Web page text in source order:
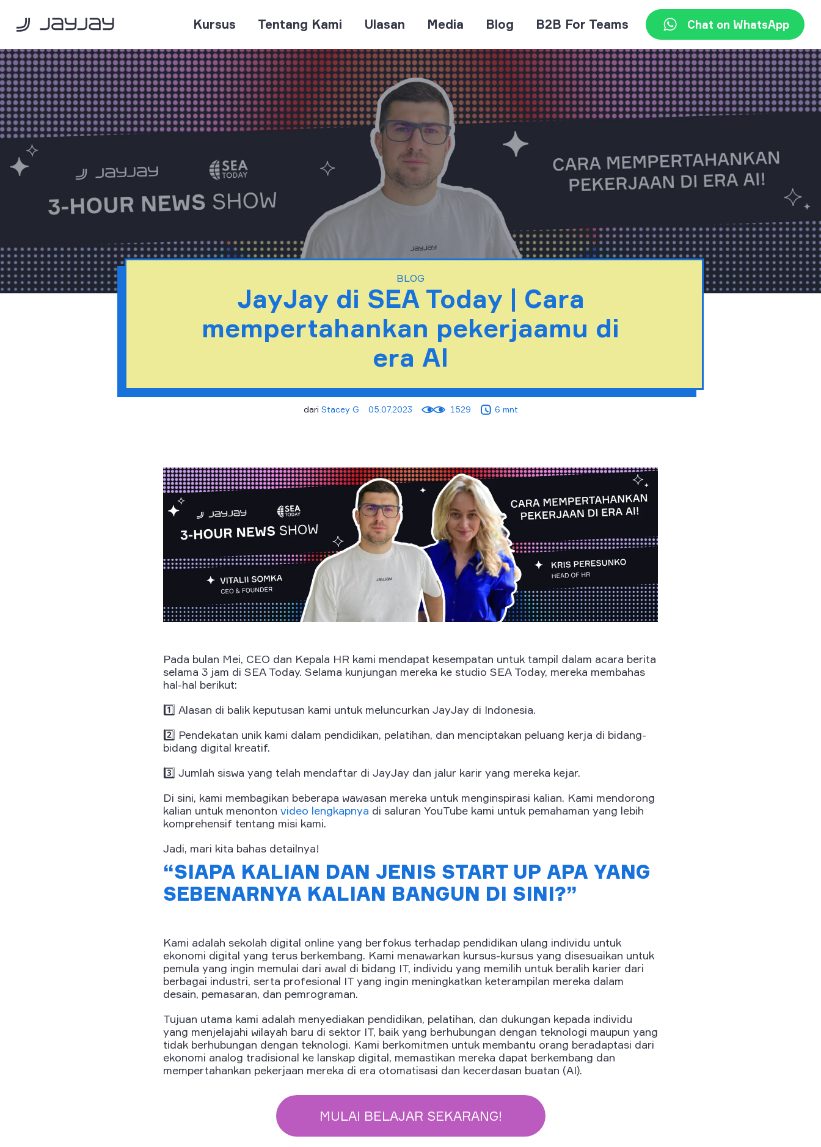
Kursus Tentang Kami Ulasan Media Blog B2B For Teams Chat on WhatsApp
BLOG
JayJay di SEA Today | Cara
mempertahankan pekerjaamu di
era AI
dari Stacey G 05.07.2023 1529 6 mnt
Pada bulan Mei, CEO dan Kepala HR kami mendapat kesempatan untuk tampil dalam acara berita
selama 3 jam di SEA Today. Selama kunjungan mereka ke studio SEA Today, mereka membahas
hal-hal berikut:
1️⃣ Alasan di balik keputusan kami untuk meluncurkan JayJay di Indonesia.
2️⃣ Pendekatan unik kami dalam pendidikan, pelatihan, dan menciptakan peluang kerja di bidang-
bidang digital kreatif.
3️⃣ Jumlah siswa yang telah mendaftar di JayJay dan jalur karir yang mereka kejar.
Di sini, kami membagikan beberapa wawasan mereka untuk menginspirasi kalian. Kami mendorong
kalian untuk menonton video lengkapnya di saluran YouTube kami untuk pemahaman yang lebih
komprehensif tentang misi kami.
Jadi, mari kita bahas detailnya!
“SIAPA KALIAN DAN JENIS START UP APA YANG
SEBENARNYA KALIAN BANGUN DI SINI?”
Kami adalah sekolah digital online yang berfokus terhadap pendidikan ulang individu untuk
ekonomi digital yang terus berkembang. Kami menawarkan kursus-kursus yang disesuaikan untuk
pemula yang ingin memulai dari awal di bidang IT, individu yang memilih untuk beralih karier dari
berbagai industri, serta profesional IT yang ingin meningkatkan keterampilan mereka dalam
desain, pemasaran, dan pemrograman.
Tujuan utama kami adalah menyediakan pendidikan, pelatihan, dan dukungan kepada individu
yang menjelajahi wilayah baru di sektor IT, baik yang berhubungan dengan teknologi maupun yang
tidak berhubungan dengan teknologi. Kami berkomitmen untuk membantu orang beradaptasi dari
ekonomi analog tradisional ke lanskap digital, memastikan mereka dapat berkembang dan
mempertahankan pekerjaan mereka di era otomatisasi dan kecerdasan buatan (AI).
MULAI BELAJAR SEKARANG!